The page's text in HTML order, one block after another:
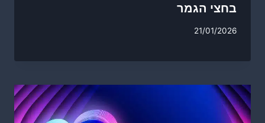
בחצי הגמר
21/01/2026